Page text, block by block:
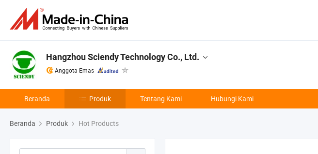
Hangzhou Sciendy Technology Co., Ltd.
Anggota Emas
Beranda Produk Tentang Kami Hubungi Kami
Beranda Produk Hot Products